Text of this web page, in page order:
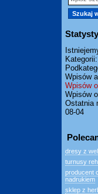
Wpisów
Wpisów
Wpisów
Ostatnia
08-04
dresy z
turnusy
producent
nadrukiem
sklep z